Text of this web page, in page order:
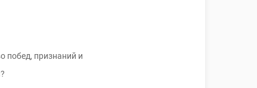
побед, признаний и